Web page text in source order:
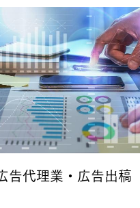
告代理業・広告出稿